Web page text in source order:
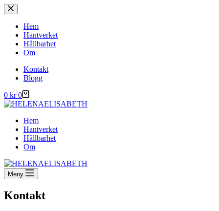
Hoppa
till
innehållHem
Hantverket
Hållbarhet
Om
Kontakt
Blogg
Varukorg
0 kr 0
Hem
Hantverket
Hållbarhet
Om
Meny
Kontakt